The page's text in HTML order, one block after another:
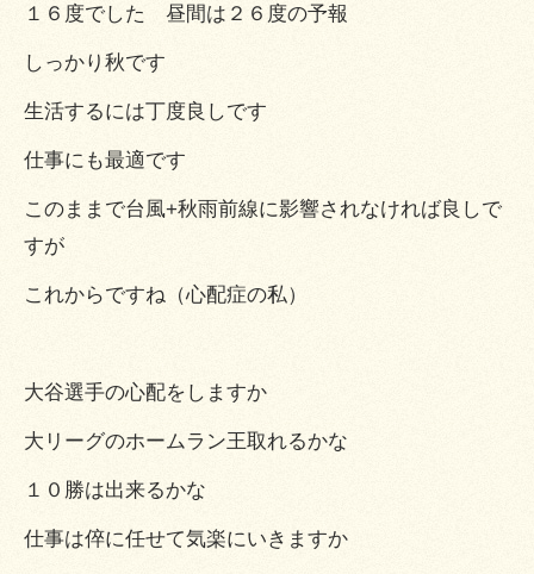
１６度でした 昼間は２６度の予報
しっかり秋です
生活するには丁度良しです
仕事にも最適です
このままで台風+秋雨前線に影響されなければ良しで
すが
これからですね（心配症の私）
大谷選手の心配をしますか
大リーグのホームラン王取れるかな
１０勝は出来るかな
仕事は倅に任せて気楽にいきますか